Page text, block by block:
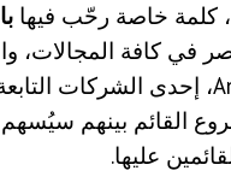
كلمة خاصة رحّب فيها
في كافة المجالات،
القائم بينهم
عليها.